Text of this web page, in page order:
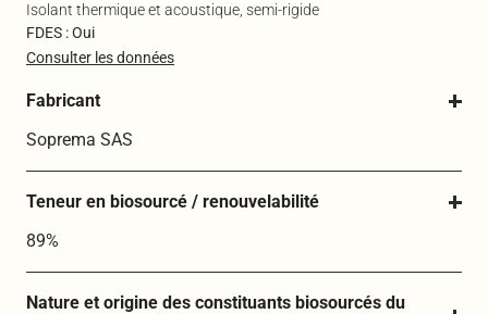
Isolant thermique et acoustique, semi-rigide
FDES : Oui
Consulter les données
Fabricant
Soprema SAS
Teneur en biosourcé / renouvelabilité
89%
Nature et origine des constituants biosourcés du